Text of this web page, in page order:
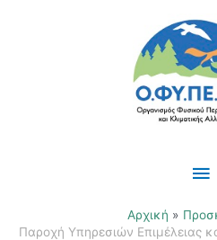
Αρχική
Παροχή Υπηρεσιών Επιμέλειας